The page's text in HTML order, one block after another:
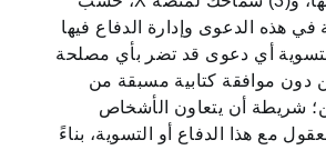
في هذه الدعوى وإدارة الدفاع فيها
بتسوية أي دعوى قد تضر بأي مصلحة
دون موافقة كتابية مسبقة من
شريطة أن يتعاون الأشخاص
مع هذا الدفاع أو التسوية، بناءً